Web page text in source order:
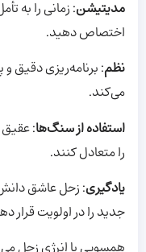
مدیتیشن: زمانی را به
اختصاص دهید.
نظم: برنامه‌ریزی دقیق و
می‌کند.
استفاده از سنگ‌ها: عقیق
را متعادل کنند.
یادگیری: زحل عاشق
جدید را در اولویت قرار